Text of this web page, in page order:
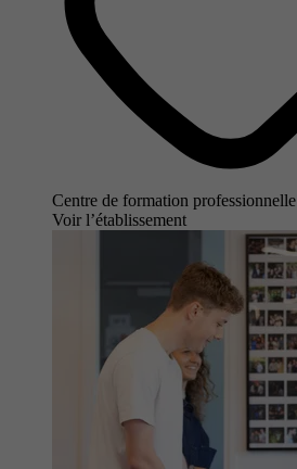
Centre de formation professionnelle
Voir l’établissement